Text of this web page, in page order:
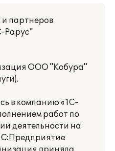
и партнеров
Рарус"
ООО "Кобура"
в компанию «1С-
работ по
деятельности на